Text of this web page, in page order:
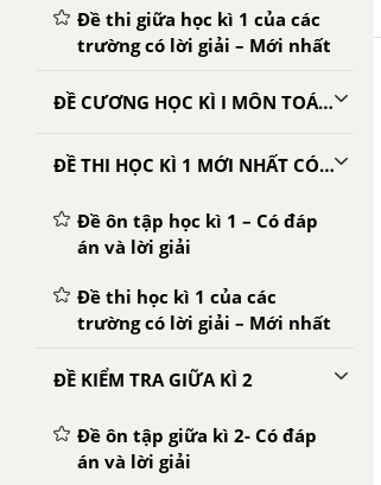
Đề thi giữa học kì 1 của các
trường có lời giải – Mới nhất
ĐỀ CƯƠNG HỌC KÌ I MÔN TOÁN LỚP 10
ĐỀ THI HỌC KÌ 1 MỚI NHẤT CÓ LỜI GIẢI
Đề ôn tập học kì 1 – Có đáp
án và lời giải
Đề thi học kì 1 của các
trường có lời giải – Mới nhất
ĐỀ KIỂM TRA GIỮA KÌ 2
Đề ôn tập giữa kì 2- Có đáp
án và lời giải